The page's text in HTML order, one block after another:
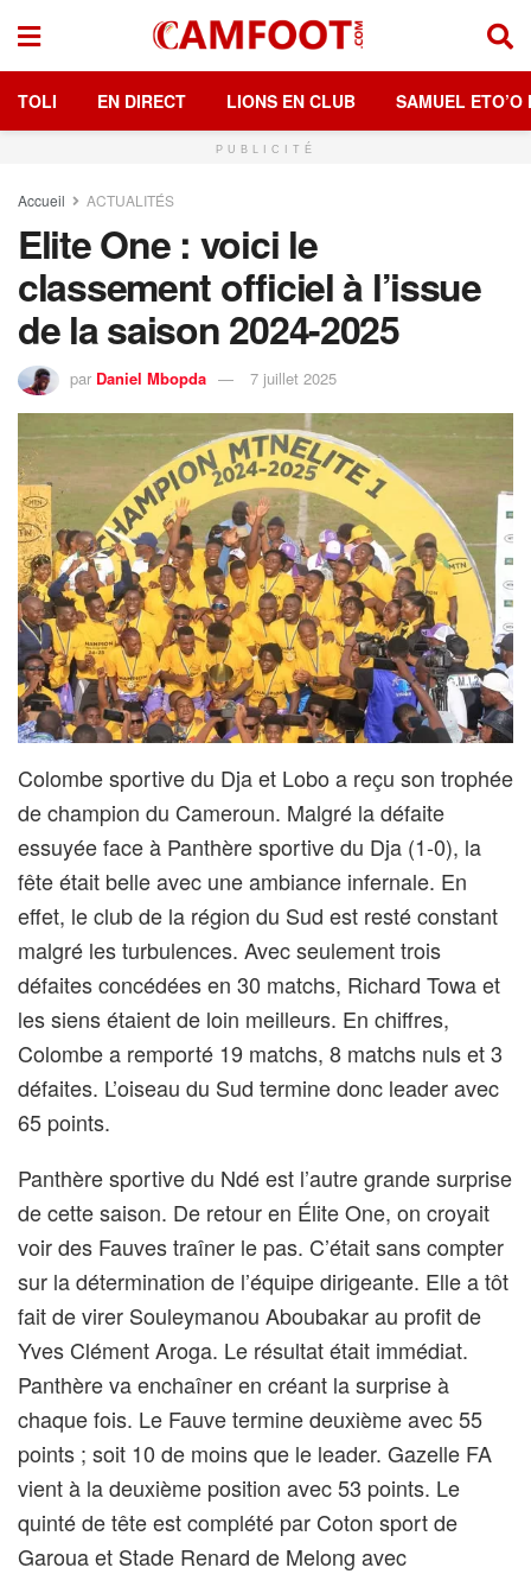
TOLI EN DIRECT LIONS EN CLUB SAMUEL ETO’O
PUBLICITÉ
Accueil ACTUALITÉS
Elite One : voici le
classement officiel à l’issue
de la saison 2024-2025
par Daniel Mbopda 7 juillet 2025
Colombe sportive du Dja et Lobo a reçu son trophée
de champion du Cameroun. Malgré la défaite
essuyée face à Panthère sportive du Dja (1-0), la
fête était belle avec une ambiance infernale. En
effet, le club de la région du Sud est resté constant
malgré les turbulences. Avec seulement trois
défaites concédées en 30 matchs, Richard Towa et
les siens étaient de loin meilleurs. En chiffres,
Colombe a remporté 19 matchs, 8 matchs nuls et 3
défaites. L’oiseau du Sud termine donc leader avec
65 points.
Panthère sportive du Ndé est l’autre grande surprise
de cette saison. De retour en Élite One, on croyait
voir des Fauves traîner le pas. C’était sans compter
sur la détermination de l’équipe dirigeante. Elle a tôt
fait de virer Souleymanou Aboubakar au profit de
Yves Clément Aroga. Le résultat était immédiat.
Panthère va enchaîner en créant la surprise à
chaque fois. Le Fauve termine deuxième avec 55
points ; soit 10 de moins que le leader. Gazelle FA
vient à la deuxième position avec 53 points. Le
quinté de tête est complété par Coton sport de
Garoua et Stade Renard de Melong avec